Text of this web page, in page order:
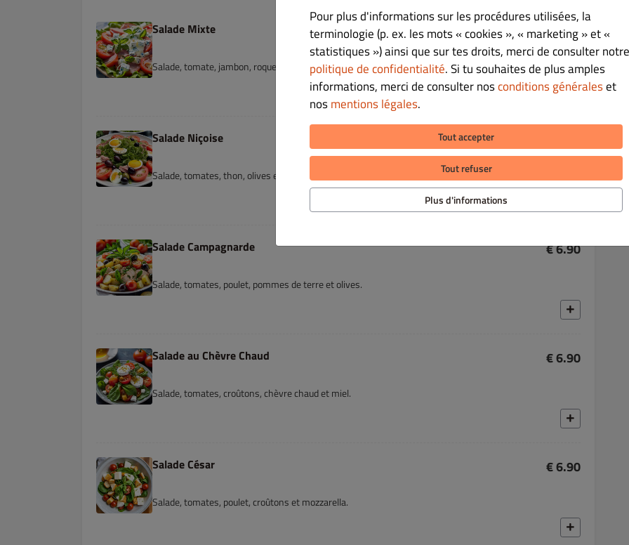
Salade Mixte € 6.90
Salade, tomate, jambon, roquefort et mozzarella.
Salade Niçoise
Salade, tomates, thon, olives et œuf.
Salade Campagnarde € 6.90
Salade, tomates, poulet, pommes de terre et olives.
Salade au Chèvre Chaud € 6.90
Salade, tomates, croûtons, chèvre chaud et miel.
Salade César € 6.90
Salade, tomates, poulet, croûtons et mozzarella.
Pour plus d'informations sur les procédures utilisées, la
terminologie (p. ex. les mots « cookies », « marketing » et «
statistiques ») ainsi que sur tes droits, merci de consulter notre
politique de confidentialité. Si tu souhaites de plus amples
informations, merci de consulter nosconditions généraleset
nosmentions légales.
Tout accepter
Tout refuser
Plus d'informations